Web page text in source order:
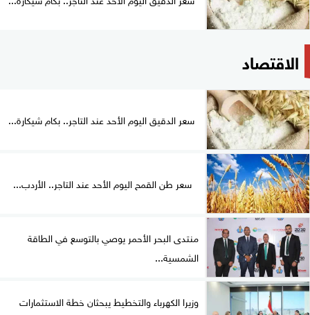
الاقتصاد
سعر الدقيق اليوم الأحد عند التاجر.. بكام شيكارة...
سعر طن القمح اليوم الأحد عند التاجر.. الأردب...
منتدى البحر الأحمر يوصي بالتوسع في الطاقة
الشمسية...
وزيرا الكهرباء والتخطيط يبحثان خطة الاستثمارات